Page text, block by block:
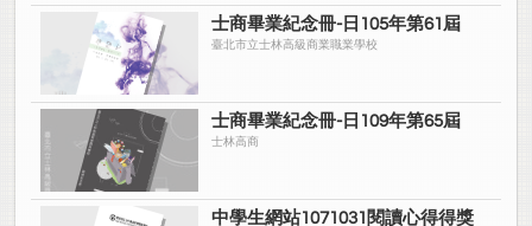
士商畢業紀念冊-日105年第61屆
臺北市立士林高級商業職業學校
士商畢業紀念冊-日109年第65屆
士林高商
中學生網站1071031閱讀心得得獎